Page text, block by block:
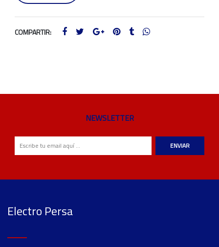
COMPARTIR:
NEWSLETTER
ENVIAR
Electro Persa